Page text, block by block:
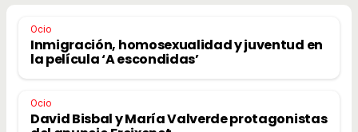
Ocio
Inmigración, homosexualidad y juventud en
la película ‘A escondidas’
Ocio
David Bisbal y María Valverde protagonistas